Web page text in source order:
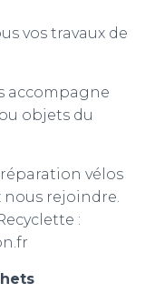
vos travaux de
accompagne
objets du
vélos
rejoindre.
: